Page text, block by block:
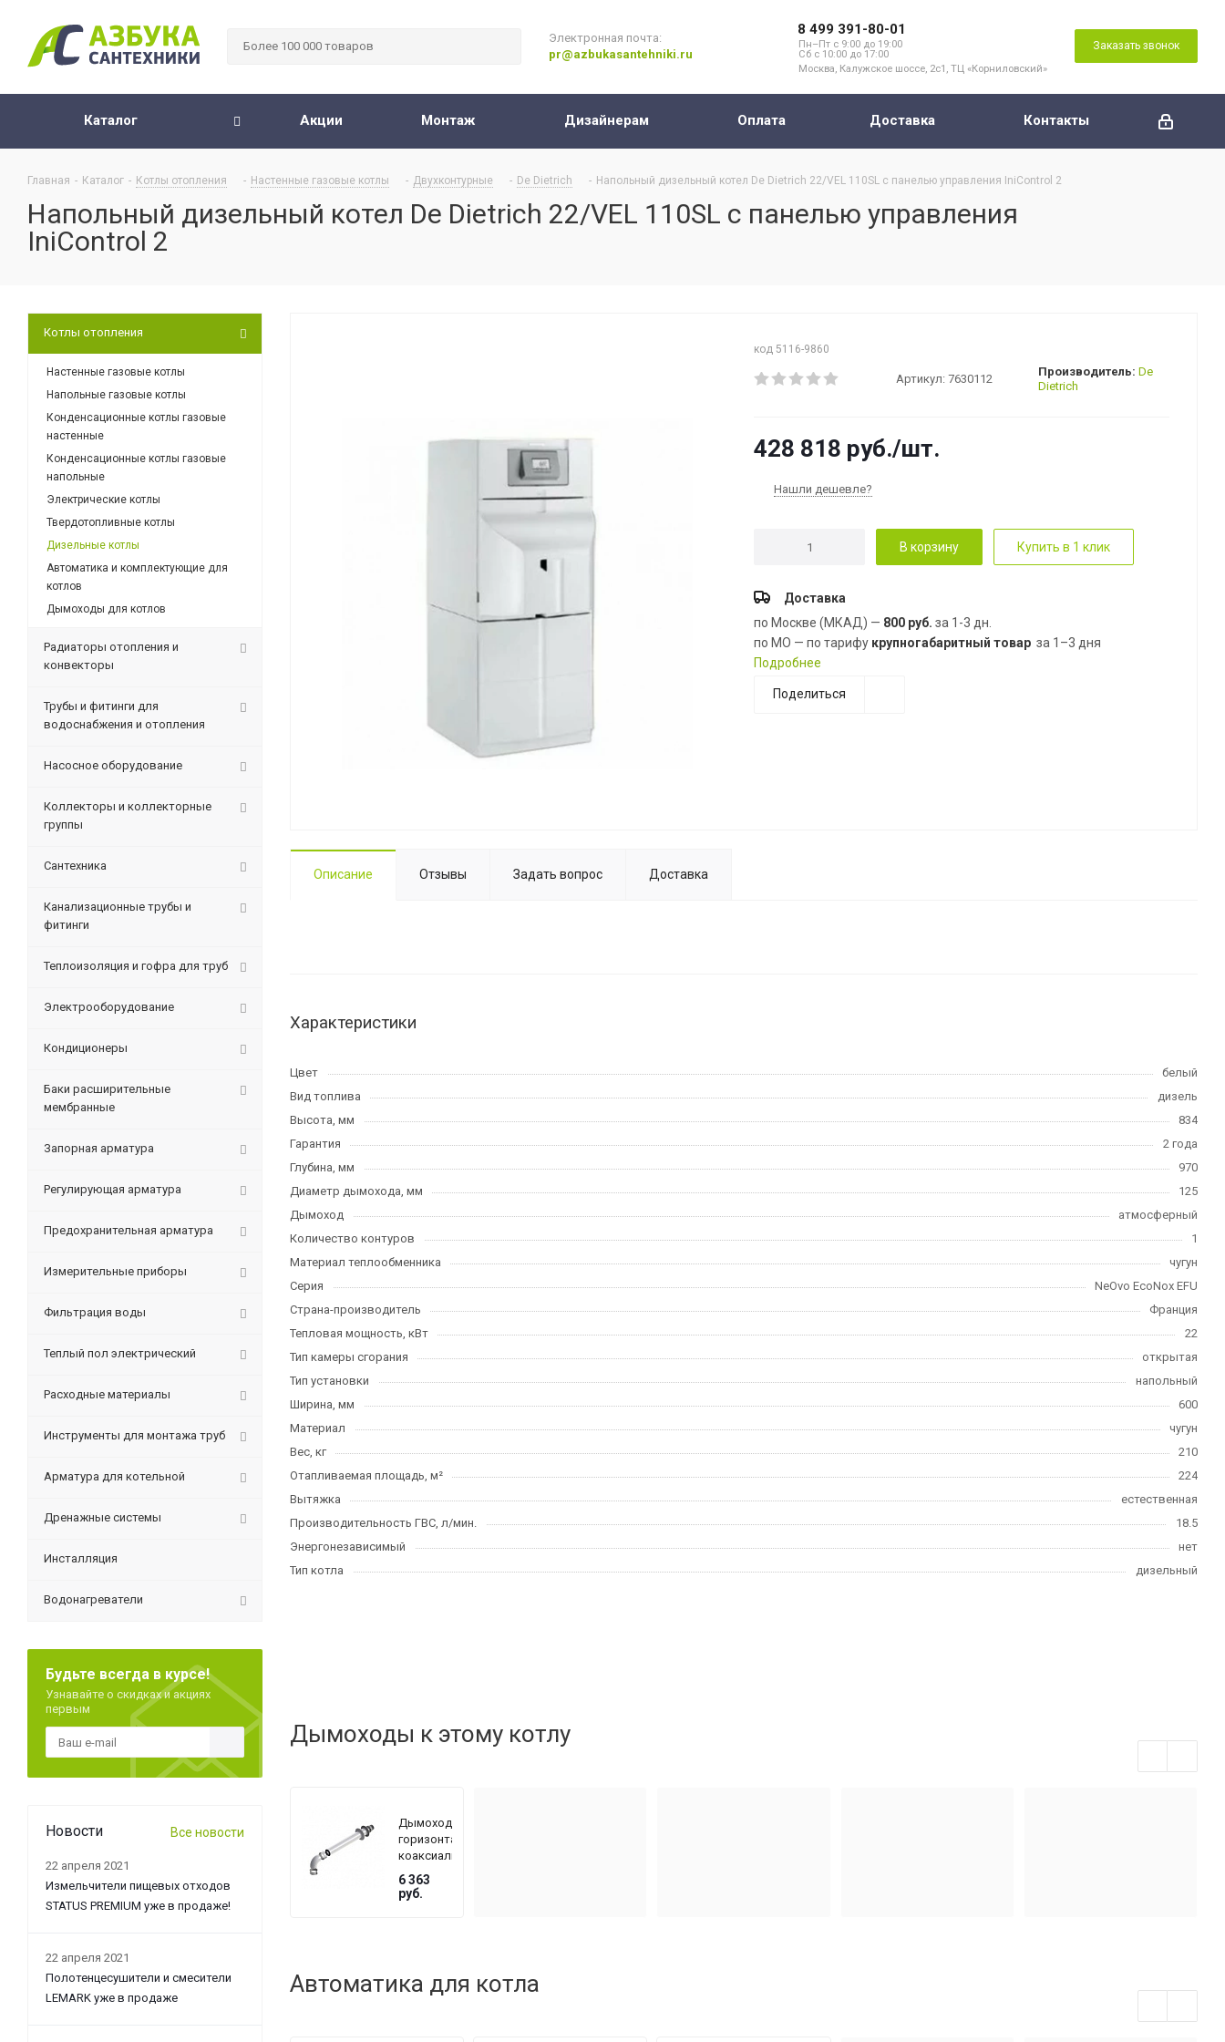
Электронная почта:
pr@azbukasantehniki.ru
8 499 391-80-01
Пн–Пт с 9:00 до 19:00
Сб с 10:00 до 17:00
Москва, Калужское шоссе, 2с1, ТЦ «Корниловский»
Заказать звонок
Каталог Акции Монтаж Дизайнерам Оплата Доставка Контакты
Главная - Каталог - Котлы отопления - Настенные газовые котлы - Двухконтурные - De Dietrich - Напольный дизельный котел De Dietrich 22/VEL 110SL с панелью управления IniControl 2
Напольный дизельный котел De Dietrich 22/VEL 110SL с панелью управления
IniControl 2
код 5116-9860
Артикул: 7630112
Производитель: De
Dietrich
428 818 руб./шт.
Нашли дешевле?
В корзину Купить в 1 клик
Доставка
по Москве (МКАД) — 800 руб. за 1-3 дн.
по МО — по тарифу крупногабаритный товар за 1–3 дня
Подробнее
Поделиться
Описание Отзывы Задать вопрос Доставка
Характеристики
Цвет
белый
Вид топлива
дизель
Высота, мм
834
Гарантия
2 года
Глубина, мм
970
Диаметр дымохода, мм
125
Дымоход
атмосферный
Количество контуров
1
Материал теплообменника
чугун
Серия
NeOvo EcoNox EFU
Страна-производитель
Франция
Тепловая мощность, кВт
22
Тип камеры сгорания
открытая
Тип установки
напольный
Ширина, мм
600
Материал
чугун
Вес, кг
210
Отапливаемая площадь, м²
224
Вытяжка
естественная
Производительность ГВС, л/мин.
18.5
Энергонезависимый
нет
Тип котла
дизельный
Дымоходы к этому котлу
Дымоход
горизонтальный
коаксиальный
De
Dietrich
DY 908 Ø
6 363
руб.
Автоматика для котла
Котлы отопления
Настенные газовые котлы
Напольные газовые котлы
Конденсационные котлы газовые
настенные
Конденсационные котлы газовые
напольные
Электрические котлы
Твердотопливные котлы
Дизельные котлы
Автоматика и комплектующие для
котлов
Дымоходы для котлов
Радиаторы отопления и
конвекторы
Трубы и фитинги для
водоснабжения и отопления
Насосное оборудование
Коллекторы и коллекторные
группы
Сантехника
Канализационные трубы и
фитинги
Теплоизоляция и гофра для труб
Электрооборудование
Кондиционеры
Баки расширительные
мембранные
Запорная арматура
Регулирующая арматура
Предохранительная арматура
Измерительные приборы
Фильтрация воды
Теплый пол электрический
Расходные материалы
Инструменты для монтажа труб
Арматура для котельной
Дренажные системы
Инсталляция
Водонагреватели
Будьте всегда в курсе!
Узнавайте о скидках и акциях
первым
Новости Все новости
22 апреля 2021
Измельчители пищевых отходов
STATUS PREMIUM уже в продаже!
22 апреля 2021
Полотенцесушители и смесители
LEMARK уже в продаже